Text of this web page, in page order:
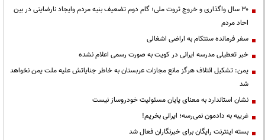
۳۰ سال واگذاری و خروج ثروت ملی؛ گام دوم تضعیف بنیه مردم وایجاد نارضایتی در بین
احاد مردم
سفر فرمانده سنتکام به اراضی اشغالی
خبر تعطیلی مدرسه ایرانی در کویت به صورت رسمی اعلام نشده
یمن: تشکیل ائتلاف هرگز مانع مجازات عربستان به خاطر جنایاتش علیه ملت یمن نخواهد
شد
نشان استاندارد به معنای پایان مسئولیت خودروساز نیست
غریبه به دادمون نمی‌رسه؛ ایرانی بخریم!
بسته اینترنت رایگان برای خبرنگاران فعال شد